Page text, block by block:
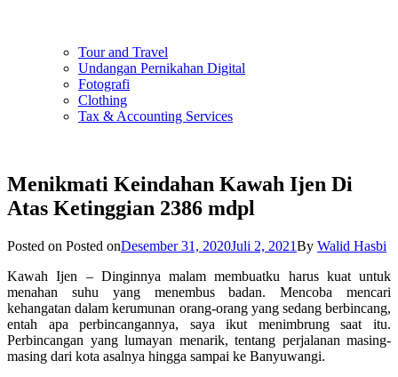
Tour and Travel
Undangan Pernikahan Digital
Fotografi
Clothing
Tax & Accounting Services
Menikmati Keindahan Kawah Ijen Di
Atas Ketinggian 2386 mdpl
Posted on Posted onDesember 31, 2020Juli 2, 2021By Walid Hasbi
Kawah Ijen – Dinginnya malam membuatku harus kuat untuk
menahan suhu yang menembus badan. Mencoba mencari
kehangatan dalam kerumunan orang-orang yang sedang berbincang,
entah apa perbincangannya, saya ikut menimbrung saat itu.
Perbincangan yang lumayan menarik, tentang perjalanan masing-
masing dari kota asalnya hingga sampai ke Banyuwangi.